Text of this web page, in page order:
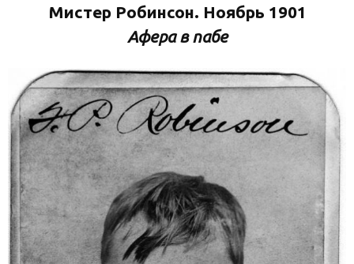
Мистер Робинсон. Ноябрь 1901
Афера в пабе